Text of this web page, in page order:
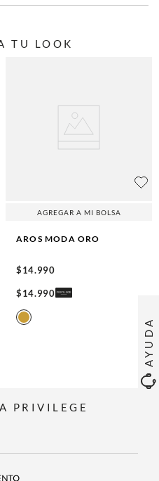
AYUDA
TU LOOK
AGREGAR A MI BOLSA
AROS MODA ORO
$14.990
$14.990
PRIVILEGE